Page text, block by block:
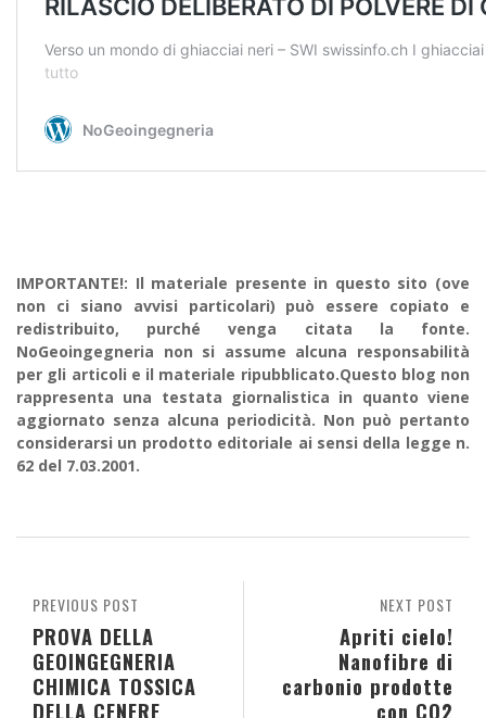
IMPORTANTE!: Il materiale presente in questo sito (ove
non ci siano avvisi particolari) può essere copiato e
redistribuito, purché venga citata la fonte.
NoGeoingegneria non si assume alcuna responsabilità
per gli articoli e il materiale ripubblicato.Questo blog non
rappresenta una testata giornalistica in quanto viene
aggiornato senza alcuna periodicità. Non può pertanto
considerarsi un prodotto editoriale ai sensi della legge n.
62 del 7.03.2001.
NEXT POST
Apriti cielo!
Nanofibre di
carbonio prodotte
con CO2
PREVIOUS POST
PROVA DELLA
GEOINGEGNERIA
CHIMICA TOSSICA
DELLA CENERE